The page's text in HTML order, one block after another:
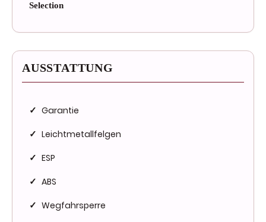
Selection
AUSSTATTUNG
✓ Garantie
✓ Leichtmetallfelgen
✓ ESP
✓ ABS
✓ Wegfahrsperre